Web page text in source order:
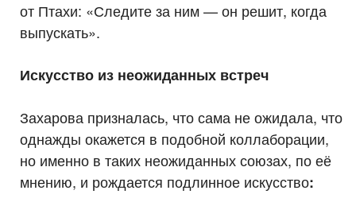
от Птахи: «Следите за ним — он решит, когда
выпускать».
Искусство из неожиданных встреч
Захарова призналась, что сама не ожидала, что
однажды окажется в подобной коллаборации,
но именно в таких неожиданных союзах, по её
мнению, и рождается подлинное искусство: